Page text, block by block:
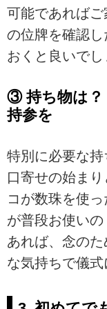
可能であれば
の位牌を確認
おくと良いでし
③ 持ち物は
持参を
特別に必要な持
口寄せの始ま
コが数珠を使
が普段お使い
あれば、念の
な気持ちで儀式